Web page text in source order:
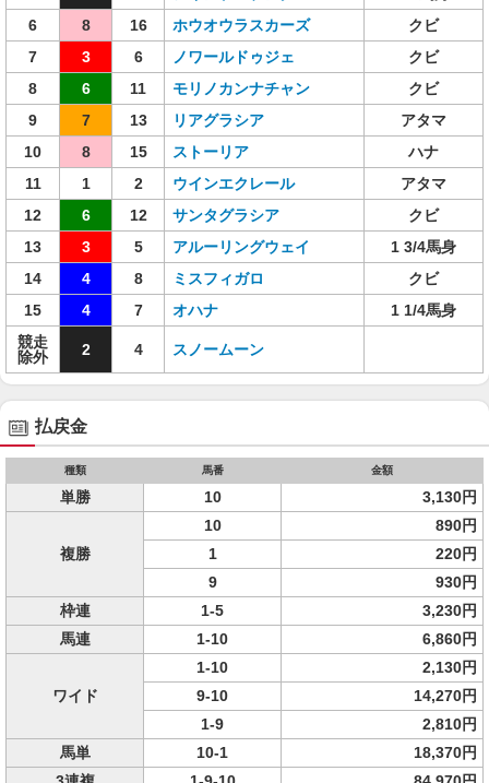
6
8 16 ホウオウラスカーズ
クビ
7
3 6 ノワールドゥジェ
クビ
8
6 11 モリノカンナチャン
クビ
9
7 13 リアグラシア
アタマ
10
8 15 ストーリア
ハナ
11
1 2 ウインエクレール
アタマ
12
6 12 サンタグラシア
クビ
13
3 5 アルーリングウェイ
1 3/4馬身
14
4 8 ミスフィガロ
クビ
15
4 7 オハナ
1 1/4馬身
競走
除外
2 4 スノームーン
払戻金
種類 馬番 金額
単勝 10 3,130円
複勝
10
890円
1
220円
9
930円
枠連
1-5
3,230円
馬連
1-10 6,860円
ワイド
1-10
2,130円
9-10
14,270円
1-9
2,810円
馬単
10-1
18,370円